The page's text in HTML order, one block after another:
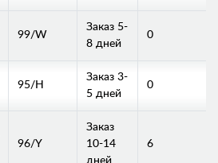
99/W
Заказ 5-
8 дней
0
95/H
Заказ 3-
5 дней
0
96/Y
Заказ
10-14
дней
6